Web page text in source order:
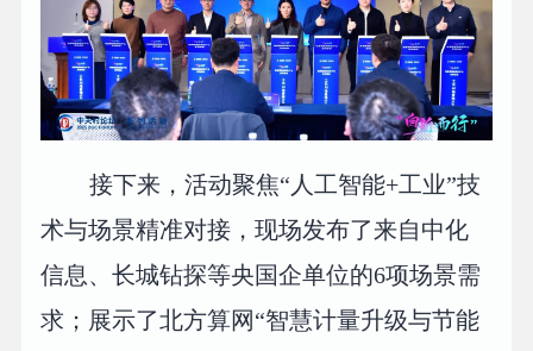
接下来，活动聚焦“人工智能+工业”技
术与场景精准对接，现场发布了来自中化
信息、长城钻探等央国企单位的6项场景需
求；展示了北方算网“智慧计量升级与节能